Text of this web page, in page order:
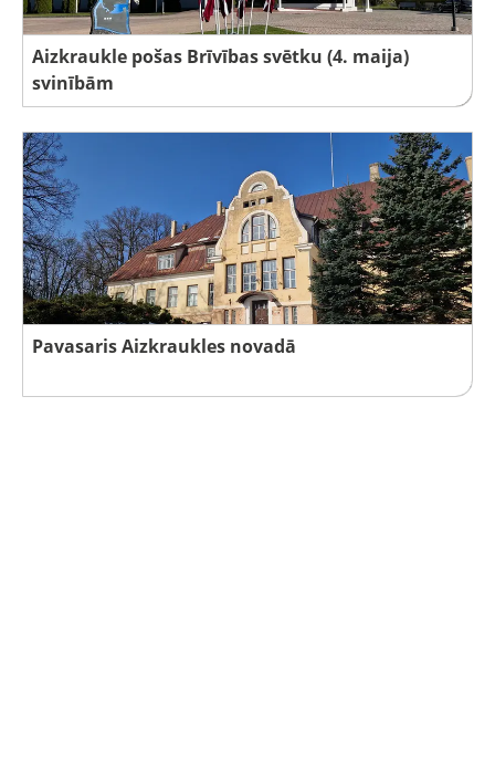
Aizkraukle pošas Brīvības svētku (4. maija)
svinībām
Pavasaris Aizkraukles novadā